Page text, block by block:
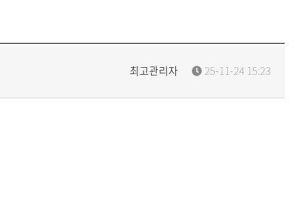
25-11-24 15:23
최고관리자